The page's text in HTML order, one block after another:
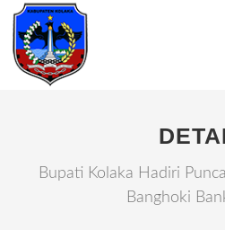
Bupati Kolaka Hadiri
Banghoki